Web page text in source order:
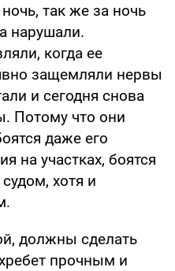
так же за ночь
нарушали.
когда ее
защемляли нервы
и сегодня снова
Потому что они
даже его
на участках, боятся
хотя и
должны сделать
прочным и